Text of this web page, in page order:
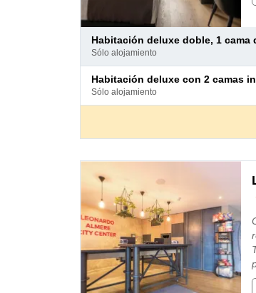
habitación deluxe doble, 1 cama de
sólo alojamiento
habitación deluxe con 2 camas individuales, 2
sólo alojamiento